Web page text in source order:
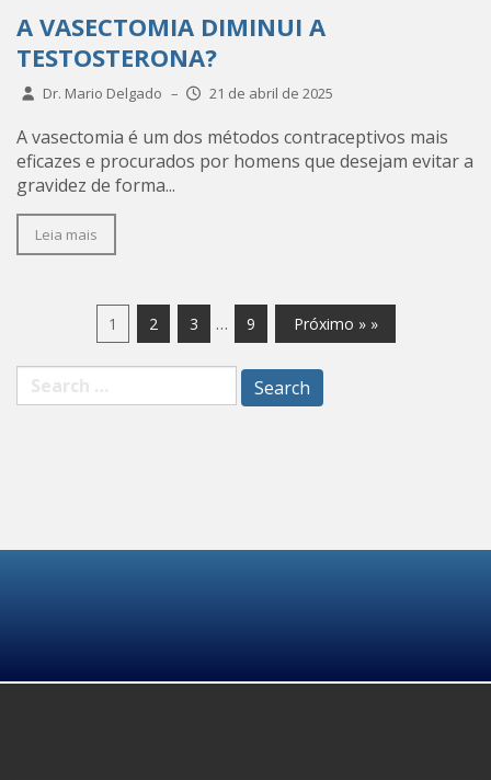
A VASECTOMIA DIMINUI A
TESTOSTERONA?
Dr. Mario Delgado – 21 de abril de 2025
A vasectomia é um dos métodos contraceptivos mais
eficazes e procurados por homens que desejam evitar a
gravidez de forma...
Leia mais
1 2 3 … 9 Próximo » »
Search
for: